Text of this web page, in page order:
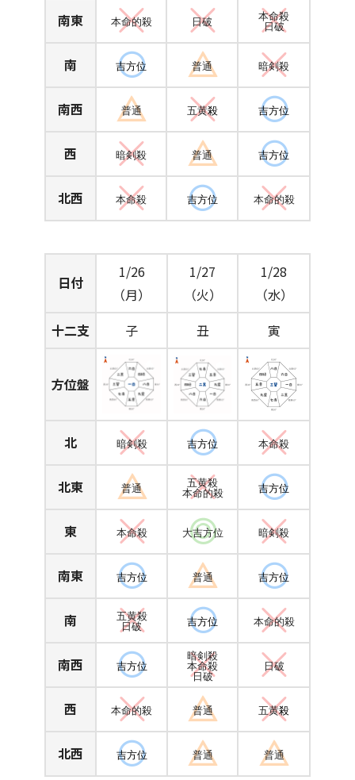
南東 本命的殺 日破
本命殺
日破
南 吉方位 普通 暗剣殺
南西 普通 五黄殺 吉方位
西 暗剣殺 普通 吉方位
北西 本命殺 吉方位 本命的殺
日付
1/26
（月）
1/27
（火）
1/28
（水）
十二支
子 丑 寅
方位盤
北 暗剣殺 吉方位 本命殺
北東 普通
五黄殺
本命的殺
吉方位
東 本命殺 大吉方位 暗剣殺
南東 吉方位 普通 吉方位
南
五黄殺
日破
吉方位 本命的殺
南西 吉方位
暗剣殺
本命殺
日破
日破
西 本命的殺 普通 五黄殺
北西 吉方位 普通 普通